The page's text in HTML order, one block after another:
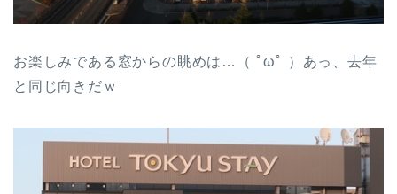
お楽しみである窓からの眺めは…（ ﾟωﾟ ）あっ、去年
と同じ向きだｗ